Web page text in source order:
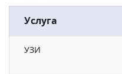
Услуга
УЗИ